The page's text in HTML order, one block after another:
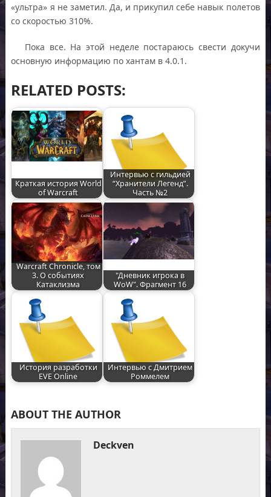
«ультра» я не заметил. Да, и прикупил себе навык полетов
со скоростью 310%.
Пока все. На этой неделе постараюсь свести докучи
основную информацию по хантам в 4.0.1.
RELATED POSTS:
Краткая история World
of Warcraft
Интервью с гильдией
“Хранители Легенд”.
Часть №2
Warcraft Chronicle, том
3. О событиях
Катаклизма
"Дневник игрока в
WoW". Фрагмент 16
История разработки
EVE Online
Интервью с Дмитрием
Роммелем
ABOUT THE AUTHOR
Deckven